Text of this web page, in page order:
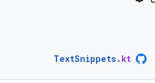
TextSnippets. kt